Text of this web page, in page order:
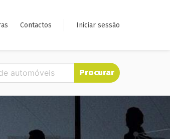
Contactos Iniciar sessão
Procurar